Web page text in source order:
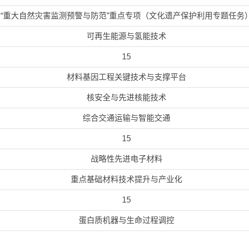
“重大自然灾害监测预警与防范”重点专项（文化遗产保护利用专题任务）
可再生能源与氢能技术
15
材料基因工程关键技术与支撑平台
核安全与先进核能技术
综合交通运输与智能交通
15
战略性先进电子材料
重点基础材料技术提升与产业化
15
蛋白质机器与生命过程调控